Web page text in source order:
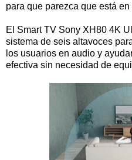
para que parezca que está en
El Smart TV Sony XH80 4K
sistema de seis altavoces
los usuarios en audio y
efectiva sin necesidad de